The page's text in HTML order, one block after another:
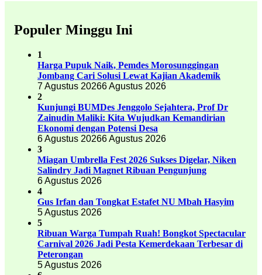
Populer Minggu Ini
1
Harga Pupuk Naik, Pemdes Morosunggingan
Jombang Cari Solusi Lewat Kajian Akademik
7 Agustus 20266 Agustus 2026
2
Kunjungi BUMDes Jenggolo Sejahtera, Prof Dr
Zainudin Maliki: Kita Wujudkan Kemandirian
Ekonomi dengan Potensi Desa
6 Agustus 20266 Agustus 2026
3
Miagan Umbrella Fest 2026 Sukses Digelar, Niken
Salindry Jadi Magnet Ribuan Pengunjung
6 Agustus 2026
4
Gus Irfan dan Tongkat Estafet NU Mbah Hasyim
5 Agustus 2026
5
Ribuan Warga Tumpah Ruah! Bongkot Spectacular
Carnival 2026 Jadi Pesta Kemerdekaan Terbesar di
Peterongan
5 Agustus 2026